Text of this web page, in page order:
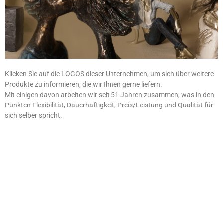
Räumen.
Klicken Sie auf die LOGOS dieser Unternehmen, um sich über weitere
Produkte zu informieren, die wir Ihnen gerne liefern.
Mit einigen davon arbeiten wir seit 51 Jahren zusammen, was in den
Punkten Flexibilität, Dauerhaftigkeit, Preis/Leistung und Qualität für
sich selber spricht.